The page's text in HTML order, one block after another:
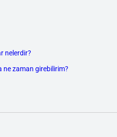
nelerdir?
ne zaman girebilirim?